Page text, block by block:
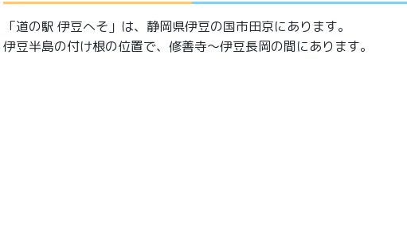
「道の駅 伊豆へそ」は、静岡県伊豆の国市田京にあります。
伊豆半島の付け根の位置で、修善寺〜伊豆長岡の間にあります。